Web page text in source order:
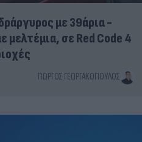
με 39άρια -
μελτέμια, σε Red Code 4
ΓΙΏΡΓΟΣ ΓΕΩΡΓΑΚΌΠΟΥΛΟΣ